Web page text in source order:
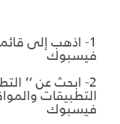
1- اذهب إلى
فيسبوك
2- ابحث عن ‘’
التطبيقات
فيسبوك